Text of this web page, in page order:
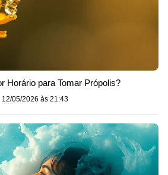
Horário para Tomar Própolis?
12/05/2026 às 21:43